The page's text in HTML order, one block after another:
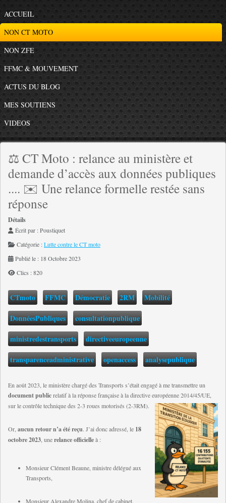
ACCUEIL
NON CT MOTO
NON ZFE
FFMC & MOUVEMENT
ACTUS DU BLOG
MES SOUTIENS
VIDEOS
⚖️ CT Moto : relance au ministère et
demande d’accès aux données publiques
.... ✉️ Une relance formelle restée sans
réponse
Détails
Écrit par :Poustiquet
Catégorie :Lutte contre le CT moto
Publié le : 18 Octobre 2023
Clics : 820
CTmoto FFMC Démocratie 2RM
Mobilité
DonnéesPubliques
consultationpublique
ministredestransports
directiveeuropeenne
transparenceadministrative
openaccess analysepublique
En août 2023, le ministère chargé des Transports s’était engagé à me transmettre un
document publicrelatif à la réponse française à la directive européenne 2014/45/UE,
sur le contrôle technique des 2-3 roues motorisés (2-3RM).
Or, aucun retour n’a été reçu. J’ai donc adressé, le 18
octobre 2023 , unerelance officielleà :
Monsieur Clément Beaune, ministre délégué aux
Transports,
Monsieur Alexandre Molina, chef de cabinet,